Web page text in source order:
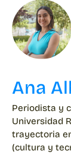
Ana
Periodista y
Universidad
trayectoria
(cultura y